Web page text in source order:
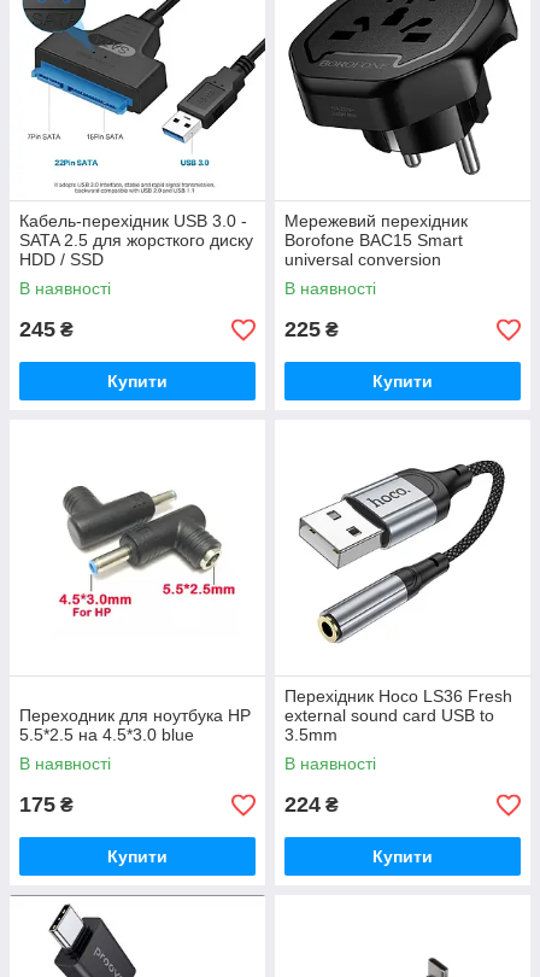
Кабель-перехідник USB 3.0 -
SATA 2.5 для жорсткого диску
HDD / SSD
В наявності
245 ₴
Купити
Мережевий перехідник
Borofone BAC15 Smart
universal conversion
В наявності
225 ₴
Купити
Переходник для ноутбука HP
5.5*2.5 на 4.5*3.0 blue
В наявності
175 ₴
Купити
Перехідник Hoco LS36 Fresh
external sound card USB to
3.5mm
В наявності
224 ₴
Купити